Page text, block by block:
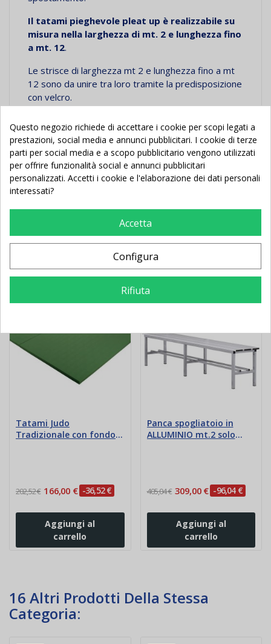
Il tatami pieghevole pleat up è realizzabile su
misura nella larghezza di mt. 2 e lunghezza fino
a mt. 12.
Le strisce di larghezza mt 2 e lunghezza fino a mt
12 sono da unire tra loro tramite la predisposizione
con velcro.
momento dell'ordine)
Sicurezza: il tatami è conforme ai parametri
indicati nella norma UNI EN 12503.
Potrebbe Anche Piacerti
Tatami Judo
Tradizionale con fondo
202,52 € 166,00 € -36,52 €
Aggiungi al
carrello
Panca spogliatoio in
ALLUMINIO mt.2 solo
405,04 € 309,00 € -96,04 €
Aggiungi al
carrello
16 Altri Prodotti Della Stessa
Categoria:
Questo negozio richiede di accettare i cookie per scopi legati a
prestazioni, social media e annunci pubblicitari. I cookie di terze
parti per social media e a scopo pubblicitario vengono utilizzati
per offrire funzionalità social e annunci pubblicitari
personalizzati. Accetti i cookie e l'elaborazione dei dati personali
interessati?
Accetta
Configura
Rifiuta